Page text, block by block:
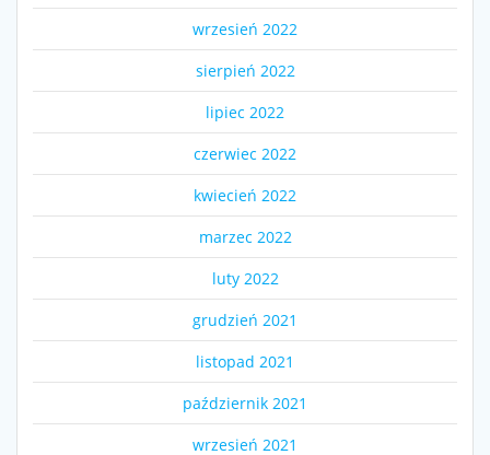
wrzesień 2022
sierpień 2022
lipiec 2022
czerwiec 2022
kwiecień 2022
marzec 2022
luty 2022
grudzień 2021
listopad 2021
październik 2021
wrzesień 2021